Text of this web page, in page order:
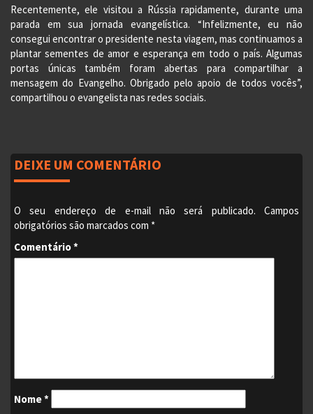
Recentemente, ele visitou a Rússia rapidamente, durante uma
parada em sua jornada evangelística. “Infelizmente, eu não
consegui encontrar o presidente nesta viagem, mas continuamos a
plantar sementes de amor e esperança em todo o país. Algumas
portas únicas também foram abertas para compartilhar a
mensagem do Evangelho. Obrigado pelo apoio de todos vocês”,
compartilhou o evangelista nas redes sociais.
DEIXE UM COMENTÁRIO
O seu endereço de e-mail não será publicado.
Campos
obrigatórios são marcados com *
Comentário*
Nome*